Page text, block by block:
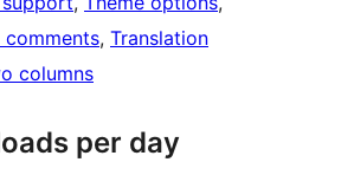
comments, Translation
columns
per day